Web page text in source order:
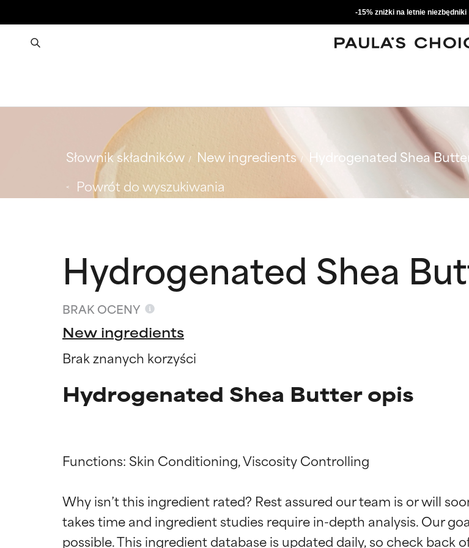
-15% zniżki na letnie niezbędniki
Słownik składników New ingredients
Hydrogenated Shea
Powrót do wyszukiwania
Hydrogenated Shea
BRAK OCENY
New ingredients
Brak znanych korzyści
Hydrogenated Shea Butter opis
Functions: Skin Conditioning, Viscosity Controlling
Why isn’t this ingredient rated? Rest assured our team is or will
takes time and ingredient studies require in-depth analysis. Our
Oceny składników
BEST
Oceny składników
BEST